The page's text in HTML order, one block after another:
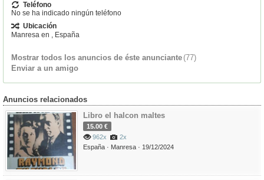
Teléfono
No se ha indicado ningún teléfono
Ubicación
Manresa en , España
Mostrar todos los anuncios de éste anunciante (77)
Enviar a un amigo
Anuncios relacionados
Libro el halcon maltes
15.00 €
962x
2x
España · Manresa · 19/12/2024